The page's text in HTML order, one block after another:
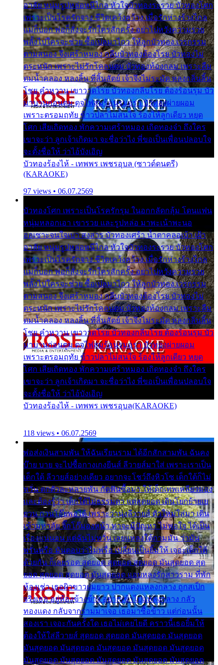
อาลัย หนุ่มรูปหล่อหนีไกล หัวใจบัวทองระรวย บัวทองโศก
เพราะเป็นโรครักจาง ชีวิตเคว้งคว้าง เมื่อรักห่างร้างไกล
แม่ก็บอก พ่อก็สั่งจะรักใครสักครั้ง อย่าไปหวังความรวย
พลั้งไปใครจะช่วย ซื้อเปลมาไกว ให้ลูกบัวทอง เวรกรรม
ตามสนอง จึงเศร้าหมอง กลีบบัวทองต้องโรย บัวทองไม่
ตระหนัก เพราะไม่รักโคลนตม บัวทองท้องกลม เพราะลืม
ตมน้ำคลอง หลงลิ้น ที่สิ้นสัตย์ เจ้าจึงไม่ระมัด หลงกลิ่นลิ้น
โชย คำหวาน เขาวาดโรย บัวทองกลีบโรย ต้องร้อนรุม บัว
มาบานก่อนตูม ดุจไฟสุมร้อนรุมอุรา บัวทองผ่ายผอม
เพราะตรอมฤทัย ข้าวปลาไม่สนใจ ร้องไห้ลูกเดียว หยุด
โศก เสียเถิดทอง พักความเศร้าหมอง เถิดทองจ๋า ถึงใคร
เขาจะว่า ลูกเจ้าเกิดมา จะชื่อว่าไง พี่ขอเป็นเพื่อนปลอบใจ
จะตั้งชื่อให้ ว่าไอ้บังเอิญ
บัวทองร้องไห้ - เทพพร เพชรอุบล (ซาวด์ดนตรี)
(KARAOKE)
97 views • 06.07.2569
บัวทองโศก เพราะเป็นโรครักรุม ในอกกลัดกลุ้ม โดนแฟน
หนุ่มหลอกเอา เขารวย และรูปหล่อ มาพะเน้าพะนอ
ออเซาะจนใจเบา สงสาร บัวทองเศร้า น้ำตาคลอเบ้า เฝ้า
อาลัย หนุ่มรูปหล่อหนีไกล หัวใจบัวทองระรวย บัวทองโศก
เพราะเป็นโรครักจาง ชีวิตเคว้งคว้าง เมื่อรักห่างร้างไกล
แม่ก็บอก พ่อก็สั่งจะรักใครสักครั้ง อย่าไปหวังความรวย
พลั้งไปใครจะช่วย ซื้อเปลมาไกว ให้ลูกบัวทอง เวรกรรม
ตามสนอง จึงเศร้าหมอง กลีบบัวทองต้องโรย บัวทองไม่
ตระหนัก เพราะไม่รักโคลนตม บัวทองท้องกลม เพราะลืม
ตมน้ำคลอง หลงลิ้น ที่สิ้นสัตย์ เจ้าจึงไม่ระมัด หลงกลิ่นลิ้น
โชย คำหวาน เขาวาดโรย บัวทองกลีบโรย ต้องร้อนรุม บัว
มาบานก่อนตูม ดุจไฟสุมร้อนรุมอุรา บัวทองผ่ายผอม
เพราะตรอมฤทัย ข้าวปลาไม่สนใจ ร้องไห้ลูกเดียว หยุด
โศก เสียเถิดทอง พักความเศร้าหมอง เถิดทองจ๋า ถึงใคร
เขาจะว่า ลูกเจ้าเกิดมา จะชื่อว่าไง พี่ขอเป็นเพื่อนปลอบใจ
จะตั้งชื่อให้ ว่าไอ้บังเอิญ
บัวทองร้องไห้ - เทพพร เพชรอุบล(KARAOKE)
118 views • 06.07.2569
พ่อส่งเงินสามพัน ให้ฉันเรียนราม ได้อีกสักสามพัน ฉันคง
บ๊าย บาย จะไปซื้อกางเกงยีนส์ ลีวายส์มาใส่ เพราะเราเป็น
เด็กใต้ ลีวายส์อย่างเดียว อยากจะโชว์ถึงหิวโซ เด็กใต้ก็ไม่
หวั่น ตกตัวละหลายพัน กัดฟันซื้อมา ให้เด็กเทพเหลียวมอง
และต้องรู้ว่า เด็กใต้ไม่ธรรมดา แต่สุดยอด เดินโยกย้ายเย
ยวน กวนโอ๊ยพอได้ เพราะว่านุ่งลีวายส์ ตัวใหม่ใส่มา เดิน
เข้ามหาลัย จิ๊กโก๊มองหน้า ท่าจะมีปัญหา ไม่พอใจ ได้เป็น
เรื่องแน่นอน แต่ฉันไม่หวั่น เลยแหลงใต้ถามมัน ว่ามัน
พรั่นพรือ มันตอบว่าไม่พรื่อ เปลี่ยนเป็นยิ้มให้ เจอะเด็กใต้
ด้วยกัน ก็เลยรอด สุดยอด สุดยอด สุดยอด มันสุดยอด สุด
ยอด สุดยอด สุดยอด มันสุดยอด แอบหลงรักสาวราม ที่พัก
ห้องเช่า เธอผิวขาวผมยาว ปากแดงแหลงกลาง ถูกสเป็ก
จริงเธอ อยู่ห้องข้างข้าง อยากเข้าไปแหลงกลาง กลัว
ทองแดง กลับจากรามมาเจอ เธอมาซื้อข้าว แต่ก่อนนั้น
สองเรา เจอะกันครั้งใด เธอไม่เคยไยดี คราวนี้เธอยิ้มให้
ต้องให้ใส่ลีวายส์ สุดยอด สุดยอด มันสุดยอด มันสุดยอด
มันสุดยอด มันสุดยอด มันสุดยอด มันสุดยอด มันสุดยอด
มันสุดยอด มันสุดยอด มันสุดยอด มันสุดยอด มันสุดยอด